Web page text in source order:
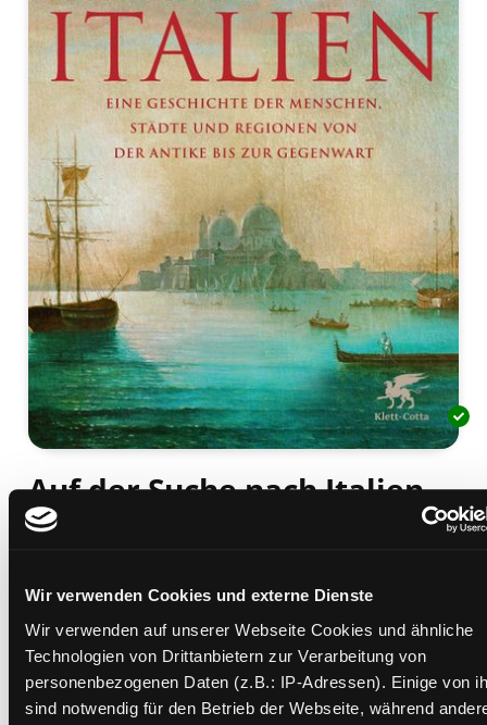
Wir verwenden Cookies und externe Dienste
Wir verwenden auf unserer Webseite Cookies und ähnliche
Technologien von Drittanbietern zur Verarbeitung von
personenbezogenen Daten (z.B.: IP-Adressen). Einige von
sind notwendig für den Betrieb der Webseite, während
Auf der Suche nach Italien
eine Geschichte der Menschen, Städte und
Verfasser:Suche nach diesem Verfasser
Gilmour, David
Beschreibung ein-/ausblenden
Mehr Informationen ein-/ausblenden